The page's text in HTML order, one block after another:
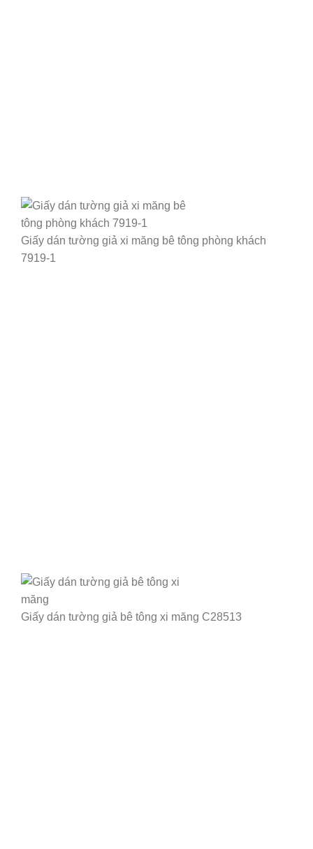
Giấy dán tường giả xi măng bê tông phòng khách
7919-1
Giấy dán tường giả bê tông xi măng C28513